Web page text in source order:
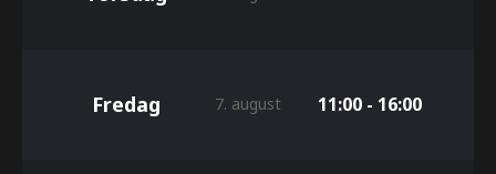
Fredag 7. august 11:00 - 16:00